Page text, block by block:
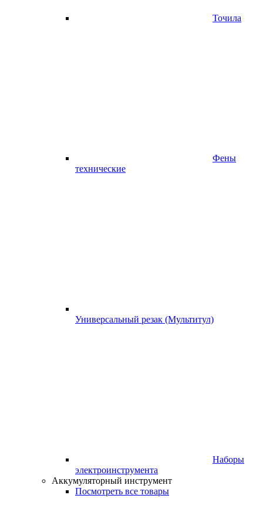
Точила
Фены
технические
Универсальный резак (Мультитул)
Наборы
электроинструмента
Аккумуляторный инструмент
Посмотреть все товары